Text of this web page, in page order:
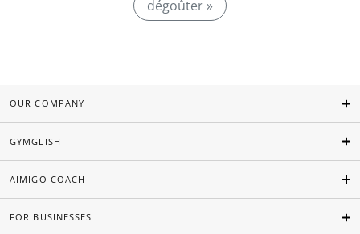
dégoûter »
OUR COMPANY
GYMGLISH
AIMIGO COACH
FOR BUSINESSES